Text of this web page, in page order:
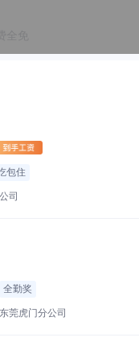
皮具制品有限公司
包住
司
全勤奖
莞虎门分公司